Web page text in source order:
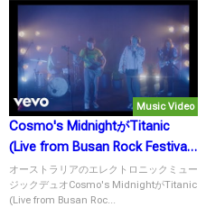
Music Video
Cosmo's MidnightがTitanic
(Live from Busan Rock Festival)
を公開！
オーストラリアのエレクトロニックミュー
ジックデュオCosmo's MidnightがTitanic
(Live from Busan Roc...